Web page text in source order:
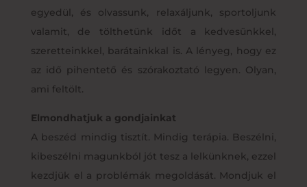
egyedül, és olvassunk, relaxáljunk, sportoljunk
valamit, de tölthetünk időt a kedvesünkkel,
szeretteinkkel, barátainkkal is. A lényeg, hogy ez
az idő pihentető és szórakoztató legyen. Olyan,
ami feltölt.
Elmondhatjuk a gondjainkat
A beszéd mindig tisztít. Mindig terápia. Beszélni,
kibeszélni magunkból jót tesz a lelkünknek, ezzel
kezdjük el a problémák megoldását. Mondjuk el